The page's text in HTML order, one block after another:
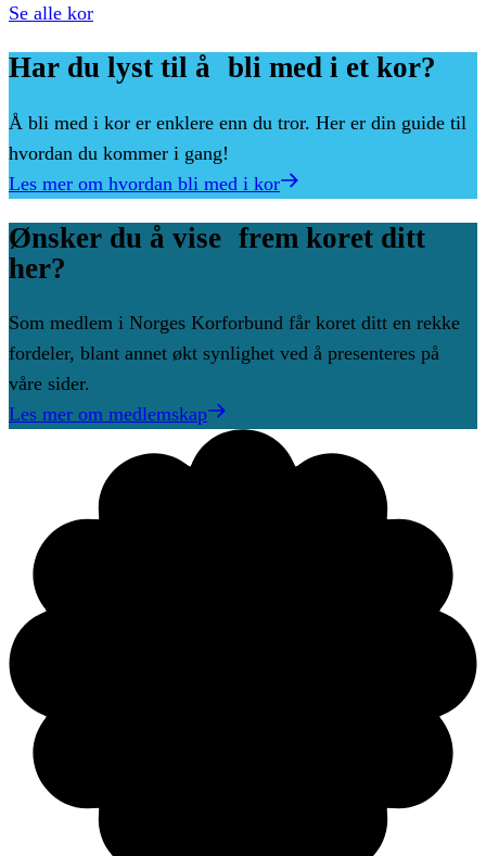
Se alle kor
Har du lyst til å bli med i et kor?
Å bli med i kor er enklere enn du tror. Her er din guide til
hvordan du kommer i gang!
Les mer om hvordan bli med i kor
Ønsker du å vise frem koret ditt
her?
Som medlem i Norges Korforbund får koret ditt en rekke
fordeler, blant annet økt synlighet ved å presenteres på
våre sider.
Les mer om medlemskap